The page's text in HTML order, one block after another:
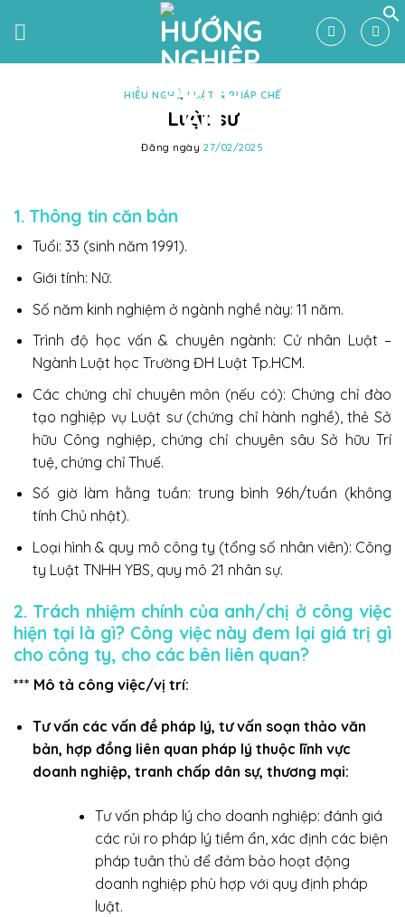
HIỂU NGHỀ,LUẬT & PHÁP CHẾ
Luật sư
Đăng ngày 27/02/2025
1. Thông tin căn bản
Tuổi: 33 (sinh năm 1991).
Giới tính: Nữ.
Số năm kinh nghiệm ở ngành nghề này: 11 năm.
Trình độ học vấn & chuyên ngành: Cử nhân Luật –
Ngành Luật học Trường ĐH Luật Tp.HCM.
Các chứng chỉ chuyên môn (nếu có): Chứng chỉ đào
tạo nghiệp vụ Luật sư (chứng chỉ hành nghề), thẻ Sở
hữu Công nghiệp, chứng chỉ chuyên sâu Sở hữu Trí
tuệ, chứng chỉ Thuế.
Số giờ làm hằng tuần: trung bình 96h/tuần (không
tính Chủ nhật).
Loại hình & quy mô công ty (tổng số nhân viên): Công
ty Luật TNHH YBS, quy mô 21 nhân sự.
2. Trách nhiệm chính của anh/chị ở công việc
hiện tại là gì? Công việc này đem lại giá trị gì
cho công ty, cho các bên liên quan?
*** Mô tả công việc/vị trí:
Tư vấn các vấn đề pháp lý, tư vấn soạn thảo văn
bản, hợp đồng liên quan pháp lý thuộc lĩnh vực
doanh nghiệp, tranh chấp dân sự, thương mại:
Tư vấn pháp lý cho doanh nghiệp: đánh giá
các rủi ro pháp lý tiềm ẩn, xác định các biện
pháp tuân thủ để đảm bảo hoạt động
doanh nghiệp phù hợp với quy định pháp
luật.